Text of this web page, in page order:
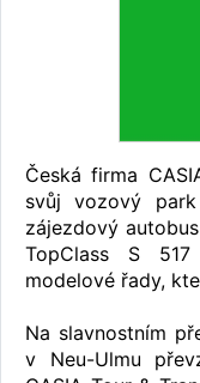
Česká firma
svůj vozový
zájezdový
TopClass S
modelové řady,
Na slavnostním
v Neu-Ulmu